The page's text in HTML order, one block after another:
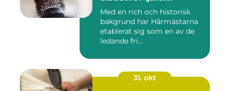
Med en rich och historisk
bakgrund har Hårmästarna
etablerat sig som en av de
ledande fri...
31. okt